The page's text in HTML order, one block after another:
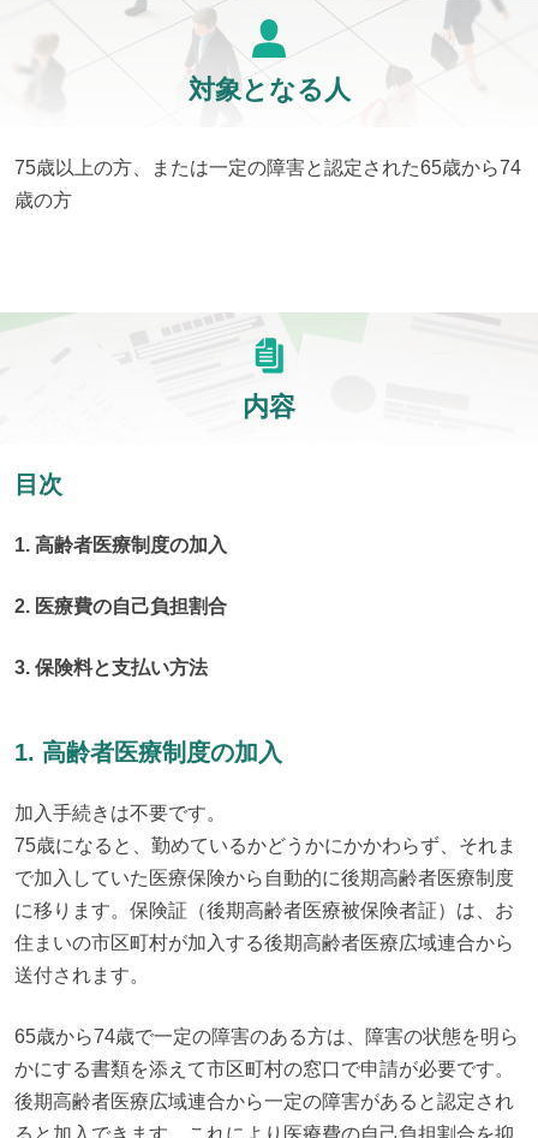
対象となる人
75歳以上の方、または一定の障害と認定された65歳から74
歳の方
内容
目次
1. 高齢者医療制度の加入
2. 医療費の自己負担割合
3. 保険料と支払い方法
1. 高齢者医療制度の加入
加入手続きは不要です。
75歳になると、勤めているかどうかにかかわらず、それま
で加入していた医療保険から自動的に後期高齢者医療制度
に移ります。保険証（後期高齢者医療被保険者証）は、お
住まいの市区町村が加入する後期高齢者医療広域連合から
送付されます。
65歳から74歳で一定の障害のある方は、障害の状態を明ら
かにする書類を添えて市区町村の窓口で申請が必要です。
後期高齢者医療広域連合から一定の障害があると認定され